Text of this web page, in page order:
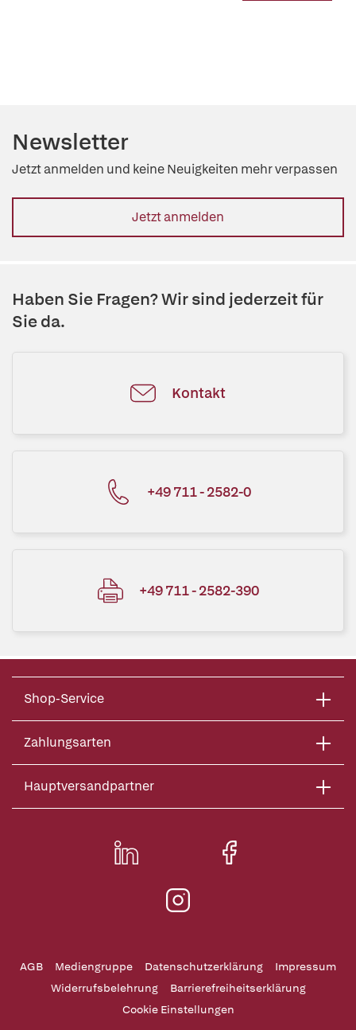
Newsletter
Jetzt anmelden und keine Neuigkeiten mehr verpassen
Jetzt anmelden
Haben Sie Fragen? Wir sind jederzeit für
Sie da.
Kontakt
+49 711 - 2582-0
+49 711 - 2582-390
Shop-Service
Zahlungsarten
Hauptversandpartner
AGB Mediengruppe Datenschutzerklärung
Impressum
Widerrufsbelehrung
Barrierefreiheitserklärung
Cookie Einstellungen